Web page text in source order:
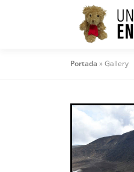
Portada »Gallery